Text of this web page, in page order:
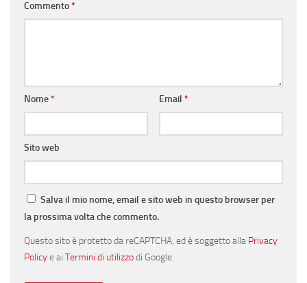
Commento*
Nome* Email *
Sito web
Salva il mio nome, email e sito web in questo browser per
la prossima volta che commento.
Questo sito è protetto da reCAPTCHA, ed è soggetto alla Privacy
Policye ai Termini di utilizzodi Google.